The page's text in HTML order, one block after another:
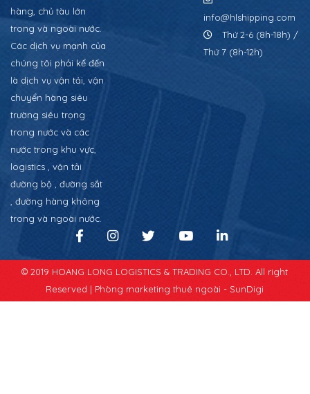
hàng, chủ tàu lớn
trong và ngoài nước.
Các dịch vụ mạnh của
chúng tôi phải kể đến
là dịch vụ vận tải, vận
chuyển hàng siêu
trường siêu trọng
trong nước và các
nước trong khu vực,
logistics , vận tải
đường bộ , đường sắt
, đường hàng không
trong và ngoài nước.
info@hlshipping.com
Thứ 2-6 (8h-18h) /
Thứ 7 (8h-12h)
© 2019 HOANG LONG LOGISTICS & TRADING CO., LTD. All right
Reserved | Phòng marketing thuê ngoài - SunDigi